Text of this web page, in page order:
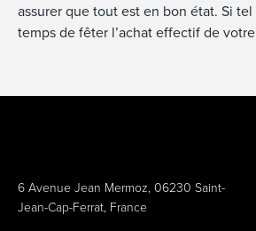
assurer que tout est en bon état. Si
temps de fêter l’achat effectif de
6 Avenue Jean Mermoz, 06230 Saint-
Jean-Cap-Ferrat, France